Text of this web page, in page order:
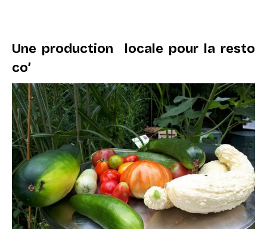
Une production locale pour la resto
co’